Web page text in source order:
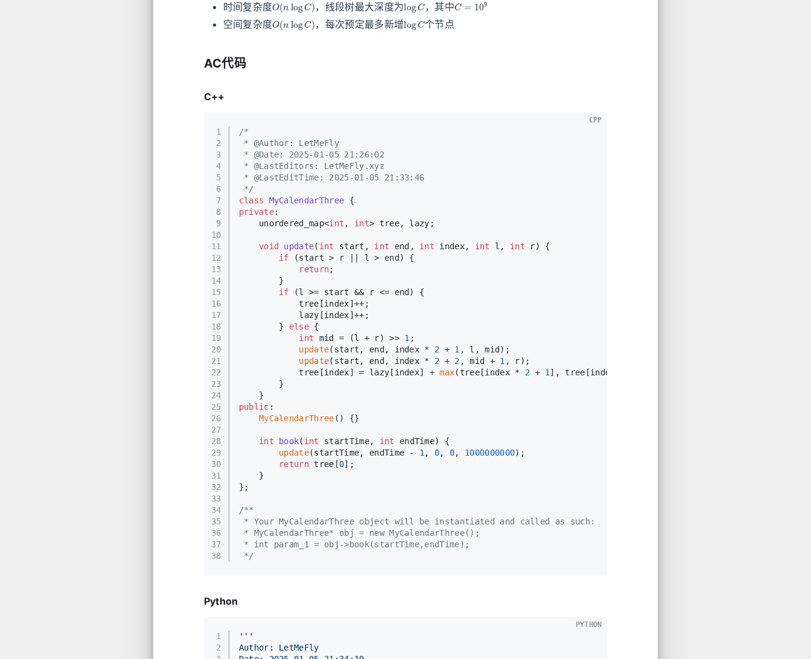
时间复杂度 ，线段树最大深度为 ，其中
空间复杂度
( log )
，每次预定最多新增
log
个节点
AC代码
C++
1
2
3
4
5
6
7
8
9
10
11
12
13
14
15
16
17
18
19
20
21
22
23
24
25
26
27
28
29
30
31
32
33
34
35
36
37
38
/*
* @Author: LetMeFly
* @Date: 2025-01-05 21:26:02
* @LastEditors: LetMeFly.xyz
* @LastEditTime: 2025-01-05 21:33:46
*/
class
MyCalendarThree {
private:
    unordered_map<
int , int> tree, lazy;
void update( int start, int end, int index, int l, int r)
{
if (start > r || l > end) {
return;
        }
if (l >= start && r <= end) {
            tree[index]++;
            lazy[index]++;
        }
else {
int mid = (l + r) >> 1 ;
update(start, end, index * 2 + 1 , l, mid);
update(start, end, index * 2 + 2 , mid + 1 , r);
            tree[index] = lazy[index] +
max(tree[index * 2 + 1], tree[index *
        }
    }
public :
MyCalendarThree () {}
int book( int startTime, int endTime)
{
update(startTime, endTime - 1, 0, 0, 1000000000);
return tree[0];
    }
};
/**
* Your MyCalendarThree object will be instantiated and called as such:
* MyCalendarThree* obj = new MyCalendarThree();
* int param_1 = obj->book(startTime,endTime);
*/
CPP
Python
1
2
'''
Author: LetMeFly
PYTHON